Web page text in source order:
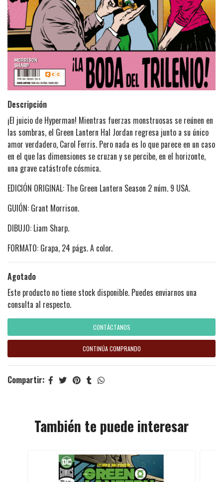
Descripción
¡El juicio de Hyperman! Mientras fuerzas monstruosas se reúnen en
las sombras, el Green Lantern Hal Jordan regresa junto a su único
amor verdadero, Carol Ferris. Pero nada es lo que parece en un caso
en el que las dimensiones se cruzan y se percibe, en el horizonte,
una grave catástrofe cósmica.
EDICIÓN ORIGINAL: The Green Lantern Season 2 núm. 9 USA.
GUIÓN: Grant Morrison.
DIBUJO: Liam Sharp.
FORMATO: Grapa, 24 págs. A color.
Agotado
Este producto no tiene stock disponible. Puedes enviarnos una
consulta al respecto.
CONTÁCTANOS
CONTINÚA COMPRANDO
Compartir:
También te puede interesar